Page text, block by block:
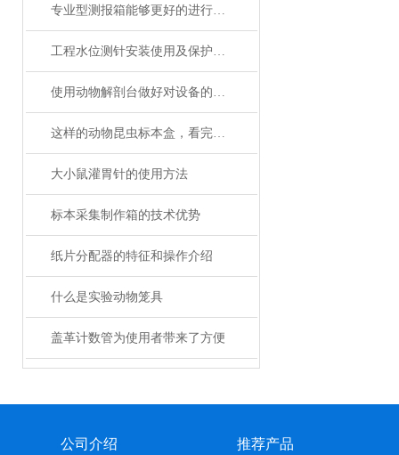
专业型测报箱能够更好的进行测报调查工作
工程水位测针安装使用及保护方法
使用动物解剖台做好对设备的维护十分重要
这样的动物昆虫标本盒，看完很难不心动
大小鼠灌胃针的使用方法
标本采集制作箱的技术优势
纸片分配器的特征和操作介绍
什么是实验动物笼具
盖革计数管为使用者带来了方便
公司介绍 推荐产品